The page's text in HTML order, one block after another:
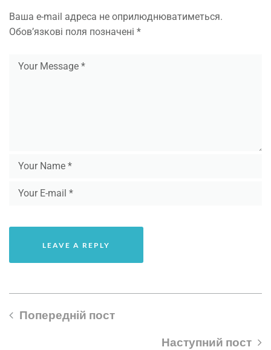
Ваша e-mail адреса не оприлюднюватиметься.
Обов’язкові поля позначені *
Попередній пост
Наступний пост